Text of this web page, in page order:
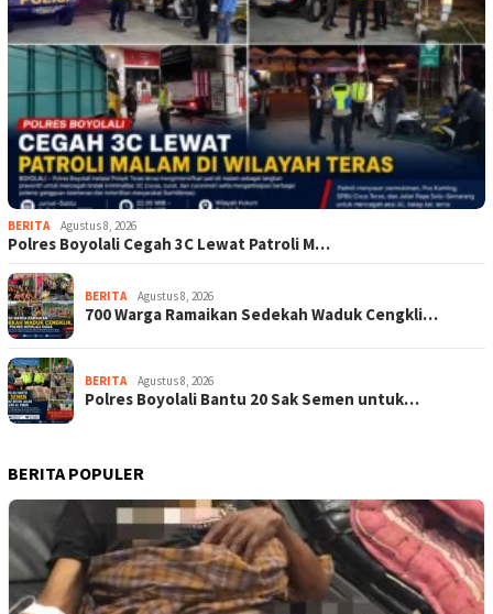
BERITA Agustus 8, 2026
Polres Boyolali Cegah 3C Lewat Patroli M…
BERITA Agustus 8, 2026
700 Warga Ramaikan Sedekah Waduk Cengkli…
BERITA Agustus 8, 2026
Polres Boyolali Bantu 20 Sak Semen untuk…
BERITA POPULER